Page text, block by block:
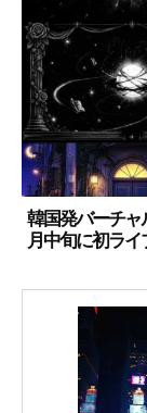
韓国発バーチ
月中旬に初ライ